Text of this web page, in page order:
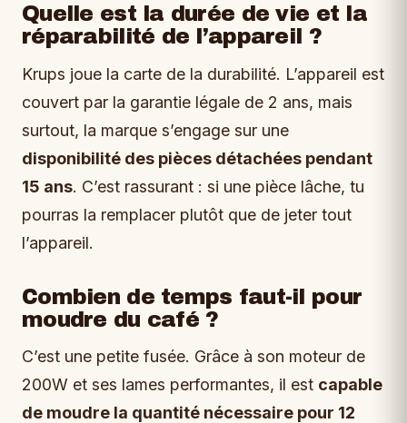
Quelle est la durée de vie et la
réparabilité de l’appareil ?
Krups joue la carte de la durabilité. L’appareil est
couvert par la garantie légale de 2 ans, mais
surtout, la marque s’engage sur une
disponibilité des pièces détachées pendant
15 ans. C’est rassurant : si une pièce lâche, tu
pourras la remplacer plutôt que de jeter tout
l’appareil.
Combien de temps faut-il pour
moudre du café ?
C’est une petite fusée. Grâce à son moteur de
200W et ses lames performantes, il est capable
de moudre la quantité nécessaire pour 12